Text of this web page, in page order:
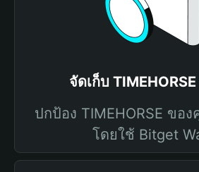
จัดเก็บ
ปกป้อง TIMEHORSE ขอ
โดยใช้ Bitget